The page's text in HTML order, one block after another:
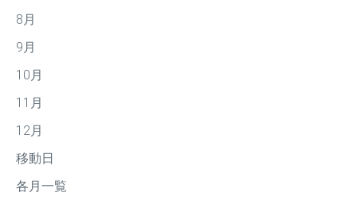
8月
9月
10月
11月
12月
移動日
各月一覧